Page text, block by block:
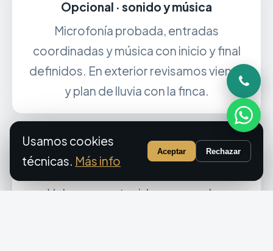
Opcional · sonido y música
Microfonía probada, entradas
coordinadas y música con inicio y final
definidos. En exterior revisamos viento
y plan de lluvia con la finca.
CÓCTEL
Conversación cómoda
Volumen contenido para que los
Usamos cookies
técnicas. Más info
Aceptar Rechazar